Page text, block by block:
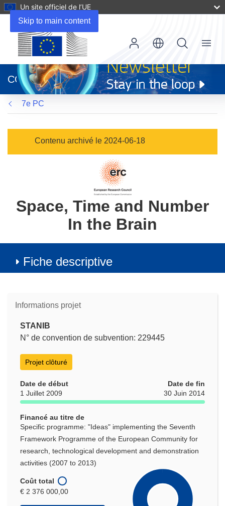
Skip to main content
Un site officiel de l’UE
dans
une
nouvelle
fenêtre)
CORDIS
Menu
7e PC
Contenu archivé le 2024-06-18
Space, Time and Number
In the Brain
Fiche descriptive
Informations projet
STANIB
N° de convention de subvention: 229445
Projet clôturé
Date de début
1 Juillet 2009
Date de fin
30 Juin 2014
Financé au titre de
Specific programme: "Ideas" implementing the Seventh
Framework Programme of the European Community for
research, technological development and demonstration
activities (2007 to 2013)
Coût total
€ 2 376 000,00